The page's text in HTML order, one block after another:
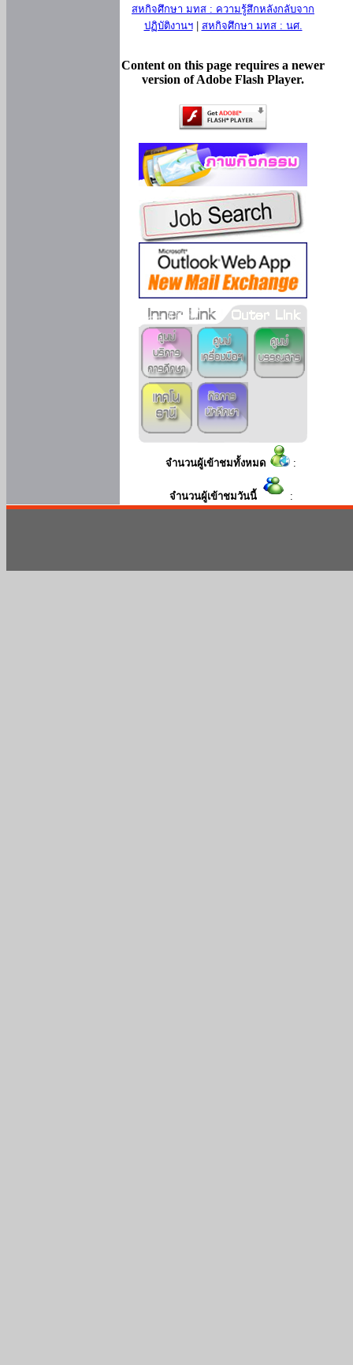
สหกิจศึกษา มทส : ความรู้สึกหลังกลับจาก
ปฏิบัติงานฯ| สหกิจศึกษา มทส : นศ.
Content on this page requires a newer
version of Adobe Flash Player.
จำนวนผู้เข้าชมทั้งหมด :
จำนวนผู้เข้าชมวันนี้ :